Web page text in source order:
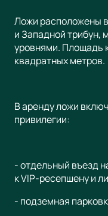
Ложи расположены
и Западной трибун,
уровнями. Площадь
квадратных метров.
В аренду ложи
привилегии:
- отдельный въезд
к VIP-ресепшену и
- подземная